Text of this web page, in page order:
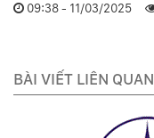
09:38 - 11/03/2025
BÀI VIẾT LIÊN QUAN